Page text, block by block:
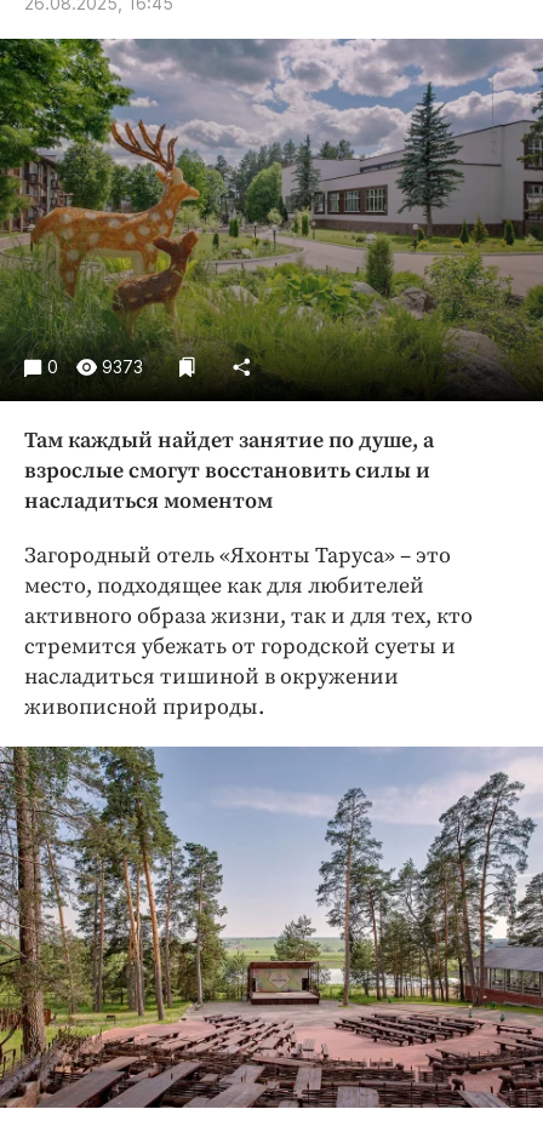
Благоустройство
Криминал
Культура
Недвижимость и ЖКХ
Образование
Общество
Погода
Праздники
Происшествия
Спорт
Экономика и бизнес
ПРОЕКТЫ
Блоги
Медиаперсона
Интересное чтиво
Клиника года
Бренд года
Работодатель года
0 9373
Там каждый найдет занятие по душе, а
взрослые смогут восстановить силы и
насладиться моментом
Загородный отель «Яхонты Таруса» – это
место, подходящее как для любителей
активного образа жизни, так и для тех, кто
стремится убежать от городской суеты и
насладиться тишиной в окружении
живописной природы.